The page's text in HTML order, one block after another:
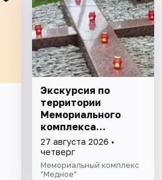
Экскурсия по
территории
Мемориального
комплекса
"Медное"
27 августа 2026 •
четверг
Мемориальный комплекс
"Медное"